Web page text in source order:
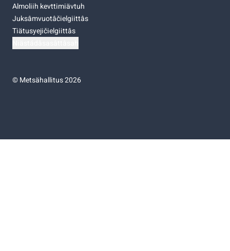
Almoliih kevttimiävtuh
Juksâmvuotâčielgiittâs
Tiätusyejičielgiittâs
©Metsähallitus 2026